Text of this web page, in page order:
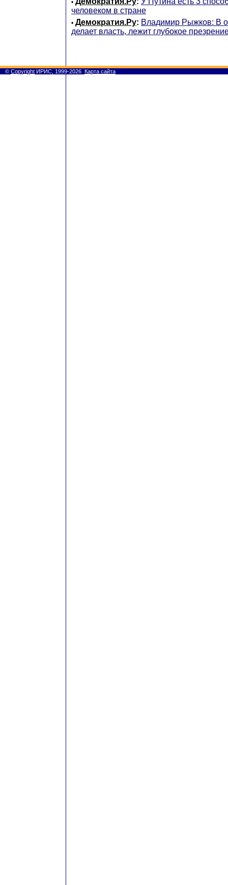
•
человеком в стране
• Демократия.Ру: Владимир Рыжков: В
делает власть, лежит глубокое
© Copyright ИРИС, 1999-2026 Карта сайта